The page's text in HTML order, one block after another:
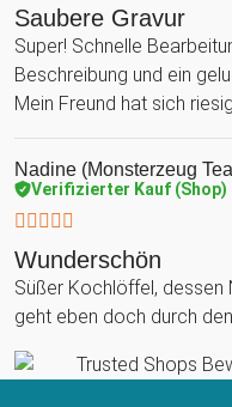
Saubere Gravur
Super! Schnelle
Beschreibung und ein
Mein Freund hat sich
Nadine (Monsterzeug
Verifizierter Kauf (Shop)
Wunderschön
Süßer Kochlöffel,
geht eben doch durch